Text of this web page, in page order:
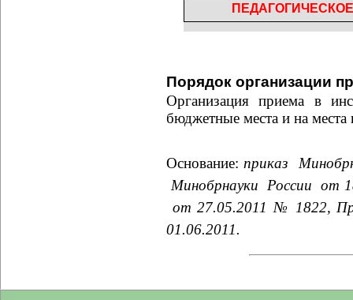
Порядок организации
Организация приема в
бюджетные места и на
Основание: приказ
Минобрнауки
России от
от 27.05.2011 № 1822,
01.06.2011.